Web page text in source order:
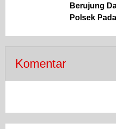
Berujung
Polsek
Komentar